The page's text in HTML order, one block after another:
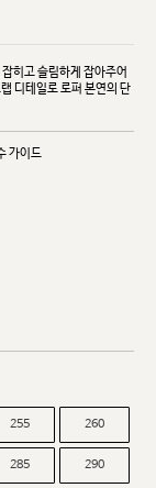
히고 슬림하게 잡아주어
디테일로 로퍼 본연의 단
가이드
255 260
285 290